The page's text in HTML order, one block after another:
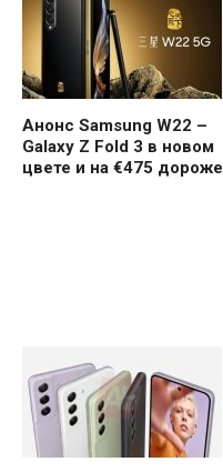
Анонс Samsung W22 –
Galaxy Z Fold 3 в новом
цвете и на €475 дороже